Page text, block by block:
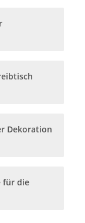
Dekoration
für die